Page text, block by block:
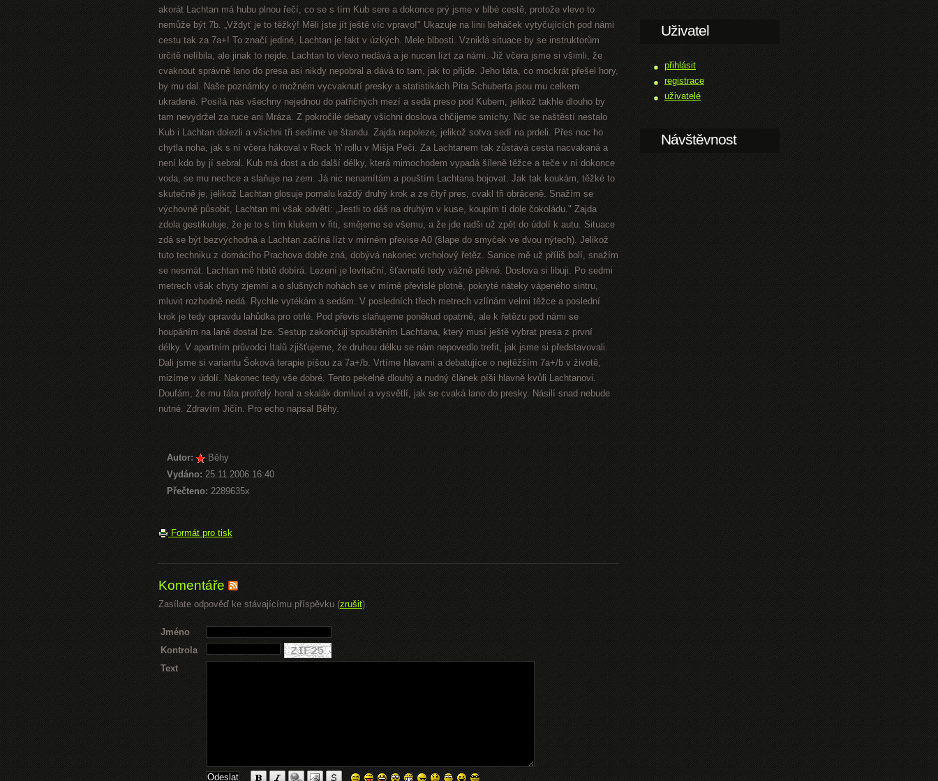
akorát Lachtan má hubu plnou řečí, co se s tím Kub sere a dokonce prý jsme v blbé cestě, protože vlevo to
nemůže být 7b. „Vždyť je to těžký! Měli jste jít ještě víc vpravo!" Ukazuje na linii béháček vytyčujících pod námi
cestu tak za 7a+! To značí jediné, Lachtan je fakt v úzkých. Mele blbosti. Vzniklá situace by se instruktorům
určitě nelíbila, ale jinak to nejde. Lachtan to vlevo nedává a je nucen lízt za námi. Již včera jsme si všimli, že
cvaknout správně lano do presa asi nikdy nepobral a dává to tam, jak to přijde. Jeho táta, co mockrát přešel hory,
by mu dal. Naše poznámky o možném vycvaknutí presky a statistikách Pita Schuberta jsou mu celkem
ukradené. Posílá nás všechny nejednou do patřičných mezí a sedá preso pod Kubem, jelikož takhle dlouho by
tam nevydržel za ruce ani Mráza. Z pokročilé debaty všichni doslova chčijeme smíchy. Nic se naštěstí nestalo
Kub i Lachtan dolezli a všichni tři sedíme ve štandu. Zajda nepoleze, jelikož sotva sedí na prdeli. Přes noc ho
chytla noha, jak s ní včera hákoval v Rock 'n' rollu v Mišja Peči. Za Lachtanem tak zůstává cesta nacvakaná a
není kdo by jí sebral. Kub má dost a do další délky, která mimochodem vypadá šíleně těžce a teče v ní dokonce
voda, se mu nechce a slaňuje na zem. Já nic nenamítám a pouštím Lachtana bojovat. Jak tak koukám, těžké to
skutečně je, jelikož Lachtan glosuje pomalu každý druhý krok a ze čtyř pres, cvakl tři obráceně. Snažím se
výchovně působit, Lachtan mi však odvětí: „Jestli to dáš na druhým v kuse, koupím ti dole čokoládu." Zajda
zdola gestikuluje, že je to s tím klukem v řiti, smějeme se všemu, a že jde radši už zpět do údolí k autu. Situace
zdá se být bezvýchodná a Lachtan začíná lízt v mírném převise A0 (šlape do smyček ve dvou nýtech). Jelikož
tuto techniku z domácího Prachova dobře zná, dobývá nakonec vrcholový řetěz. Sanice mě už příliš bolí, snažím
se nesmát. Lachtan mě hbitě dobírá. Lezení je levitační, šťavnaté tedy vážně pěkné. Doslova si libuji. Po sedmi
metrech však chyty zjemní a o slušných nohách se v mírně převislé plotně, pokryté náteky vápeného sintru,
mluvit rozhodně nedá. Rychle vytékám a sedám. V posledních třech metrech vzlínám velmi těžce a poslední
krok je tedy opravdu lahůdka pro otrlé. Pod převis slaňujeme poněkud opatrně, ale k řetězu pod námi se
houpáním na laně dostal lze. Sestup zakončuji spouštěním Lachtana, který musí ještě vybrat presa z první
délky. V apartním průvodci Italů zjišťujeme, že druhou délku se nám nepovedlo trefit, jak jsme si představovali.
Dali jsme si variantu Šoková terapie píšou za 7a+/b. Vrtíme hlavami a debatujíce o nejtěžším 7a+/b v životě,
mizíme v údolí. Nakonec tedy vše dobré. Tento pekelně dlouhý a nudný článek píši hlavně kvůli Lachtanovi.
Doufám, že mu táta protřelý horal a skalák domluví a vysvětlí, jak se cvaká lano do presky. Násilí snad nebude
nutné. Zdravím Jičín. Pro echo napsal Běhy.
Autor:
Běhy
Vydáno: 25.11.2006 16:40
Přečteno: 2289635x
Formát pro tisk
Komentáře
Zasílate odpověď ke stávajícímu příspěvku (zrušit).
Jméno
Kontrola
Text
Uživatel
přihlásit
registrace
uživatelé
Návštěvnost